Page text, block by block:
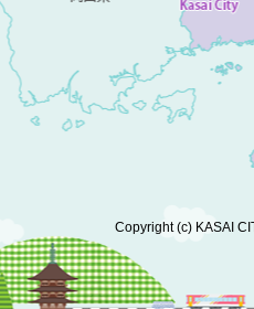
Copyright (c) KASAI